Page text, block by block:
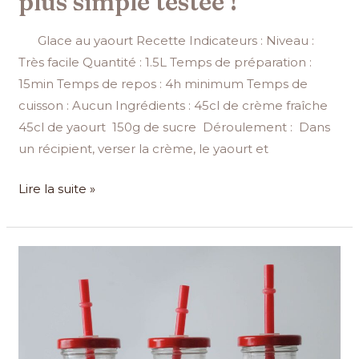
Glace au yaourt Recette Indicateurs : Niveau :
Très facile Quantité : 1.5L Temps de préparation :
15min Temps de repos : 4h minimum Temps de
cuisson : Aucun Ingrédients : 45cl de crème fraîche
45cl de yaourt 150g de sucre Déroulement : Dans
un récipient, verser la crème, le yaourt et
Lire la suite »
boisson